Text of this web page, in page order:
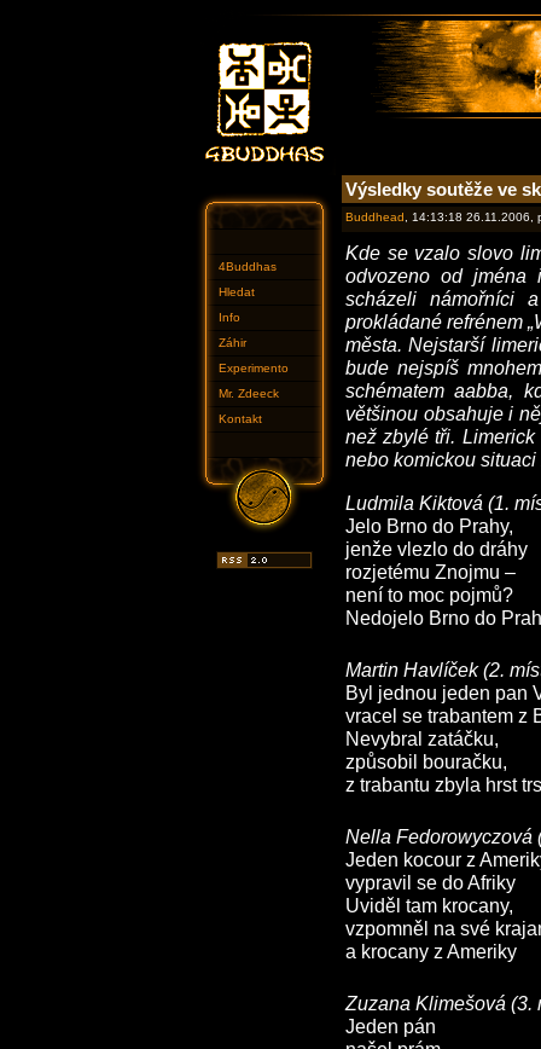
4Buddhas
Hledat
Info
Záhir
Experimento
Mr. Zdeeck
Kontakt
Výsledky soutěže ve
Buddhead , 14:13:18 26.11.2006,
Kde se vzalo slovo
odvozeno od jména
scházeli námořníci
prokládané refrénem
města. Nejstarší
bude nejspíš
schématem aabba,
většinou obsahuje i
než zbylé tři.
nebo komickou
Ludmila Kiktová (1.
Jelo Brno do Prahy,
jenže vlezlo do dráhy
rozjetému Znojmu –
není to moc pojmů?
Nedojelo Brno do
Martin Havlíček (2.
Byl jednou jeden pan
vracel se trabantem z
Nevybral zatáčku,
způsobil bouračku,
z trabantu zbyla hrst
Nella Fedorowyczová
Jeden kocour z
vypravil se do Afriky
Uviděl tam krocany,
vzpomněl na své
a krocany z Ameriky
Zuzana Klimešová (3.
Jeden pán